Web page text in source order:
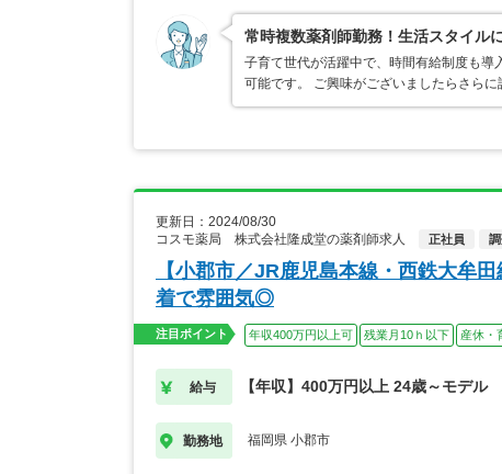
常時複数薬剤師勤務！生活スタイル
子育て世代が活躍中で、時間有給制度も導
可能です。 ご興味がございましたらさら
更新日：2024/08/30
コスモ薬局 株式会社隆成堂の薬剤師求人
正社員
【小郡市／JR鹿児島本線・西鉄大牟
着で雰囲気◎
注目ポイント 年収400万円以上可 残業月10ｈ以下 産休・
給与 【年収】400万円以上 24歳～モデル
勤務地 福岡県 小郡市